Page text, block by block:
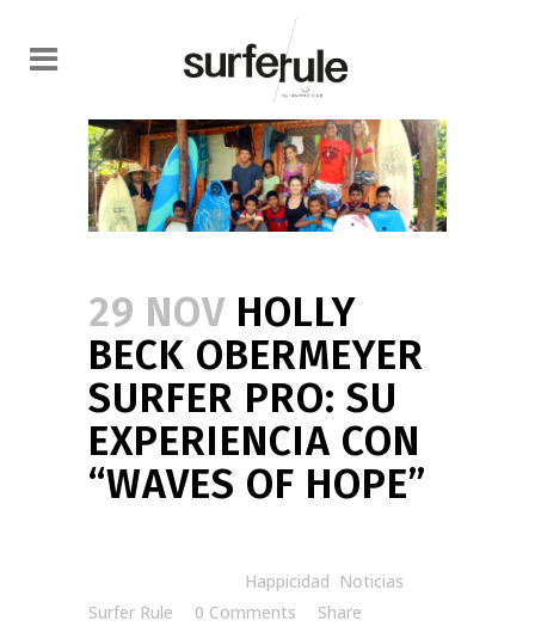
29 NOV HOLLY
BECK OBERMEYER
SURFER PRO: SU
EXPERIENCIA CON
“WAVES OF HOPE”
Happicidad Noticias
Surfer Rule
0 Comments Share